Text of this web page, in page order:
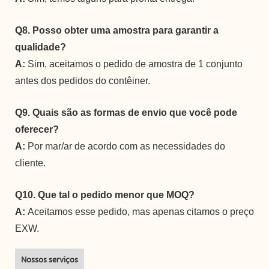
Q8. Posso obter uma amostra para garantir a
qualidade?
A: Sim, aceitamos o pedido de amostra de 1 conjunto
antes dos pedidos do contêiner.
Q9. Quais são as formas de envio que você pode
oferecer?
A: Por mar/ar de acordo com as necessidades do
cliente.
Q10. Que tal o pedido menor que MOQ?
A: Aceitamos esse pedido, mas apenas citamos o preço
EXW.
Nossos serviços